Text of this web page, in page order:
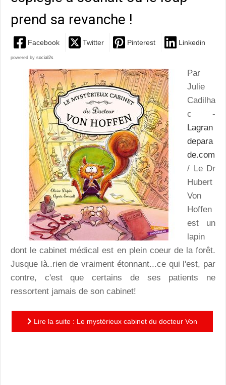
prend sa revanche !
Facebook Twitter Pinterest Linkedin
powered by social2s
Par
Julie
Cadilha
c -
Lagran
depara
de.com
/ Le Dr
Hubert
Von
Hoffen
est un
lapin
dont le cabinet médical est en plein coeur de la forêt.
Jusque là..rien de vraiment étonnant...ce qui l'est, par
contre, c'est que certains de ses patients ne
ressortent jamais de son cabinet!
Lire la suite : Le mystérieux cabinet du docteur Von